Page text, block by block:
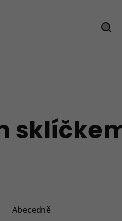
Abecedně